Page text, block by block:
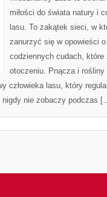
miłości do świata natury i
lasu. To zakątek sieci, w
zanurzyć się w opowieści
codziennych cudach, które
otoczeniu. Pnącza i
człowieka lasu, który
nigdy nie zobaczy podczas